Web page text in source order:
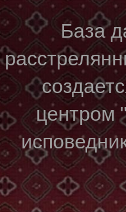
База
центром